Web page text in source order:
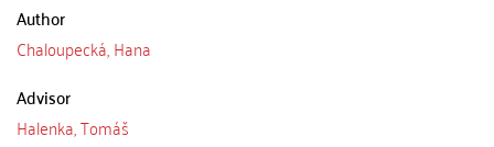
Author
Chaloupecká, Hana
Advisor
Halenka, Tomáš